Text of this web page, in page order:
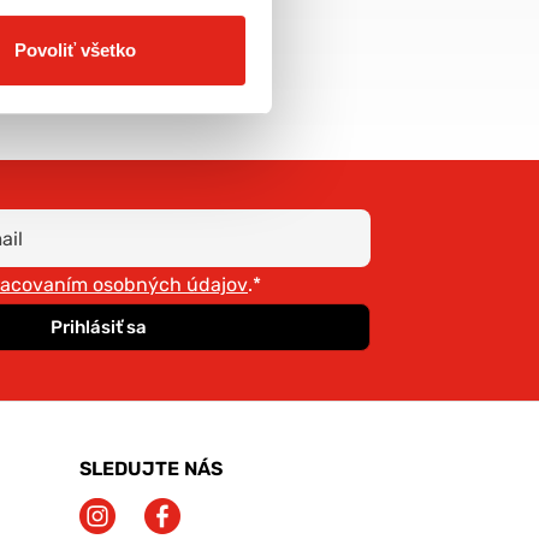
Povoliť všetko
osobných údajov.*
Prihlásiť sa
SLEDUJTE NÁS